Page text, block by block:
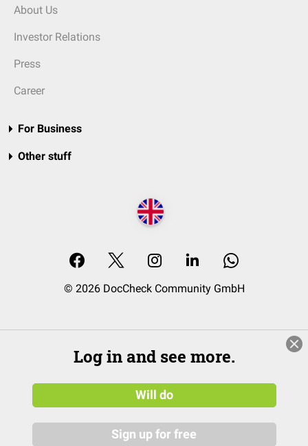
About Us
Investor Relations
Press
Career
For Business
Other stuff
© 2026 DocCheck Community GmbH
Log in and see more.
Will do
Sign up for free